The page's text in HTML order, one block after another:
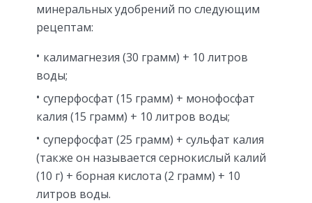
минеральных удобрений по следующим
рецептам:
калимагнезия (30 грамм) + 10 литров
воды;
суперфосфат (15 грамм) + монофосфат
калия (15 грамм) + 10 литров воды;
суперфосфат (25 грамм) + сульфат калия
(также он называется сернокислый калий
(10 г) + борная кислота (2 грамм) + 10
литров воды.